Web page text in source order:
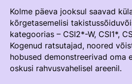
TURVALINE SPORT
AUSA MÄNGU PÕHIMÕTTED
KOLMEVÕISTLUS
Regulatsioonid
Võistluskalender
Kolme päeva jooksul saavad
kõrgetasemelisi
kategoorias – CSI2*-W, CSI1*,
Kogenud ratsutajad, noored
hobused demonstreerivad oma
oskusi rahvusvahelisel areenil.